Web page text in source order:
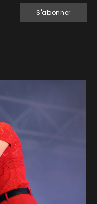
S'abonner